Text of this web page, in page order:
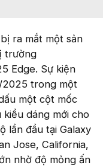
ra mắt một sản
trường
Edge. Sự kiện
2025 trong một
một cột mốc
dáng mới cho
lần đầu tại Galaxy
Jose, California,
nhờ độ mỏng ấn